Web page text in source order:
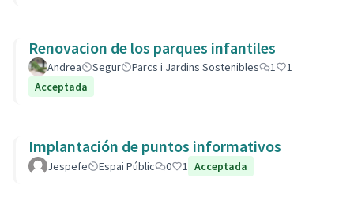
Renovacion de los parques infantiles
Andrea Segur Parcs i Jardins Sostenibles 1
1
Acceptada
Implantación de puntos informativos
Jespefe Espai Públic 0 1 Acceptada